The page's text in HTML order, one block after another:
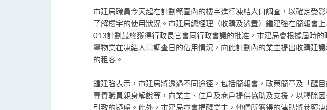
市建局職員今天起在計劃範圍內的樓宇進行凍結人口調查，以確定受
了解樓宇的使用狀況。市建局總經理（收購及遷置）鍾建強在簡報會
013計劃最終獲得行政長官會同行政會議的批准，市建局會根據屆時的
響物業在凍結人口調查日的佔用情況，向此計劃內的業主提出收購建
的租客。
鍾建強表示，市建局將透過不同途徑，包括簡報會，政策簡章及「醒
專責職員親身解說等，向業主、住戶及商戶提供協助及支援，以釋除
引致的疑慮。此外，市建局亦會提醒業主，他們所獲得的津貼將參照